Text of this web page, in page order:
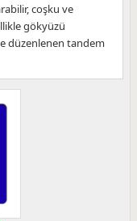
coşku ve
gökyüzü
düzenlenen tandem